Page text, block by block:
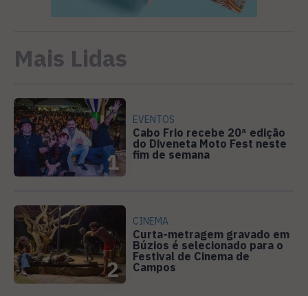
Mais Lidas
1
EVENTOS
Cabo Frio recebe 20ª edição
do Diveneta Moto Fest neste
fim de semana
2
CINEMA
Curta-metragem gravado em
Búzios é selecionado para o
Festival de Cinema de
Campos